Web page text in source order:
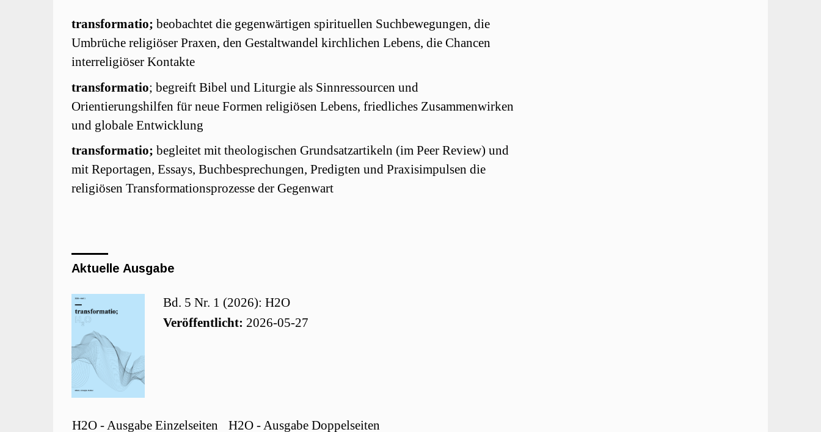
transformatio; beobachtet die gegenwärtigen spirituellen Suchbewegungen, die
Umbrüche religiöser Praxen, den Gestaltwandel kirchlichen Lebens, die Chancen
interreligiöser Kontakte
transformatio; begreift Bibel und Liturgie als Sinnressourcen und
Orientierungshilfen für neue Formen religiösen Lebens, friedliches Zusammenwirken
und globale Entwicklung
transformatio; begleitet mit theologischen Grundsatzartikeln (im Peer Review) und
mit Reportagen, Essays, Buchbesprechungen, Predigten und Praxisimpulsen die
religiösen Transformationsprozesse der Gegenwart
Aktuelle Ausgabe
Bd. 5 Nr. 1 (2026): H2O
Veröffentlicht: 2026-05-27
H2O - Ausgabe Einzelseiten H2O - Ausgabe Doppelseiten